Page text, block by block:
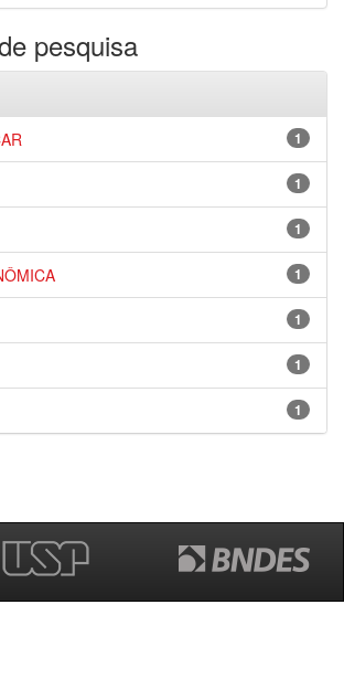
pesquisa
1
1
1
1
1
1
1